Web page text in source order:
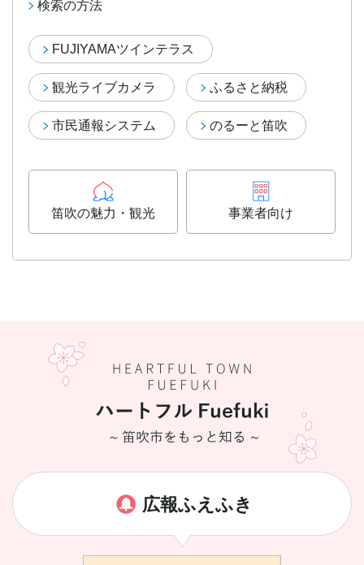
検索の方法
FUJIYAMAツインテラス
観光ライブカメラ ふるさと納税
市民通報システム のるーと笛吹
笛吹の魅力・観光 事業者向け
広報ふえふき